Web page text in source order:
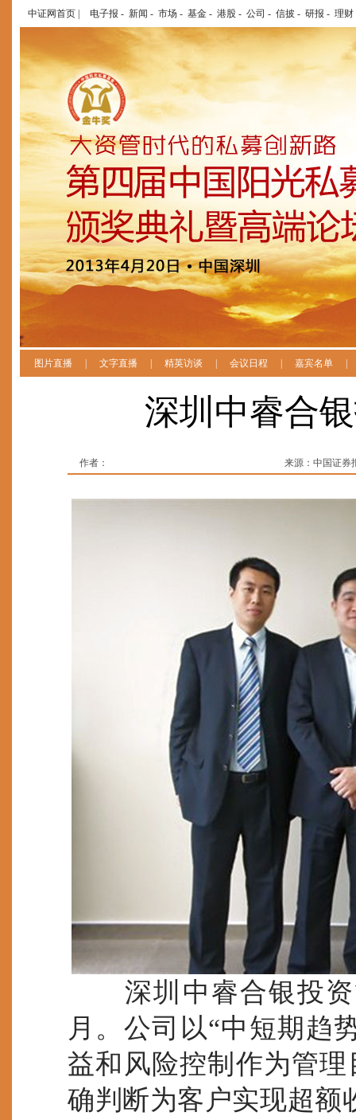
中证网首页 电子报 - 新闻 - 市场 - 基金 - 港股 - 公司 - 信披 - 研报 - 理财
图片直播 文字直播 精英访谈 会议日程 嘉宾名单
深圳中睿合
作者： 来源：中国证券
深圳中睿合银投资
月。公司以“中短期趋
益和风险控制作为管
确判断为客户实现超额